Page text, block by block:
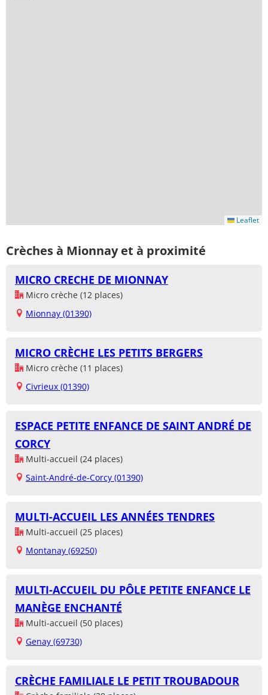
Leaflet
Crèches à Mionnay et à proximité
MICRO CRECHE DE MIONNAY
Micro crèche (12 places)
Mionnay (01390)
MICRO CRÈCHE LES PETITS BERGERS
Micro crèche (11 places)
Civrieux (01390)
ESPACE PETITE ENFANCE DE SAINT ANDRÉ DE
CORCY
Multi-accueil (24 places)
Saint-André-de-Corcy (01390)
MULTI-ACCUEIL LES ANNÉES TENDRES
Multi-accueil (25 places)
Montanay (69250)
MULTI-ACCUEIL DU PÔLE PETITE ENFANCE LE
MANÈGE ENCHANTÉ
Multi-accueil (50 places)
Genay (69730)
CRÈCHE FAMILIALE LE PETIT TROUBADOUR